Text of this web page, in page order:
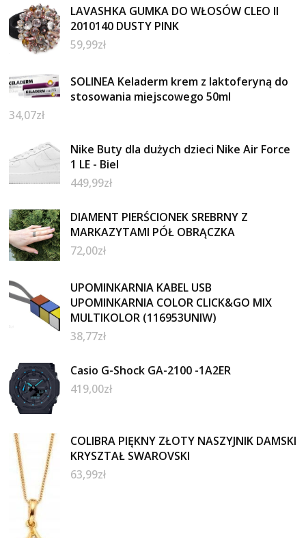
LAVASHKA GUMKA DO WŁOSÓW CLEO II
2010140 DUSTY PINK
59,99zł
SOLINEA Keladerm krem z laktoferyną do
stosowania miejscowego 50ml
34,07zł
Nike Buty dla dużych dzieci Nike Air Force
1 LE - Biel
449,99zł
DIAMENT PIERŚCIONEK SREBRNY Z
MARKAZYTAMI PÓŁ OBRĄCZKA
72,00zł
UPOMINKARNIA KABEL USB
UPOMINKARNIA COLOR CLICK&GO MIX
MULTIKOLOR (116953UNIW)
38,77zł
Casio G-Shock GA-2100 -1A2ER
419,00zł
COLIBRA PIĘKNY ZŁOTY NASZYJNIK DAMSKI
KRYSZTAŁ SWAROVSKI
63,99zł